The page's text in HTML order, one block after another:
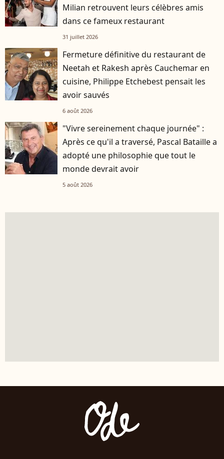
Milian retrouvent leurs célèbres amis
dans ce fameux restaurant
31 juillet 2026
Fermeture définitive du restaurant de
Neetah et Rakesh après Cauchemar en
cuisine, Philippe Etchebest pensait les
avoir sauvés
6 août 2026
"Vivre sereinement chaque journée" :
Après ce qu'il a traversé, Pascal Bataille a
adopté une philosophie que tout le
monde devrait avoir
5 août 2026